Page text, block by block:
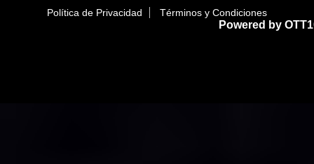
Política de Privacidad Términos y Condiciones
Powered by